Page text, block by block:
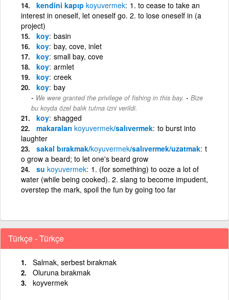
kendini kapıp koyuvermek 1. to cease to take an
interest in oneself, let oneself go. 2. to lose oneself in (a
project)
koy basin
koy bay, cove, inlet
koy small bay, cove
koy armlet
koy creek
koy bay
We were granted the privilege of fishing in this bay. - Bize
bu koyda özel balık tutma izni verildi.
koy shagged
makaraları koyuvermek/salıvermek to burst into
laughter
sakal bırakmak/koyuvermek/salıvermek/uzatmak t
o grow a beard; to let one's beard grow
su koyuvermek 1. (for something) to ooze a lot of
water (while being cooked). 2. slang to become impudent,
overstep the mark, spoil the fun by going too far
Türkçe - Türkçe
Salmak, serbest bırakmak
Oluruna bırakmak
koyvermek